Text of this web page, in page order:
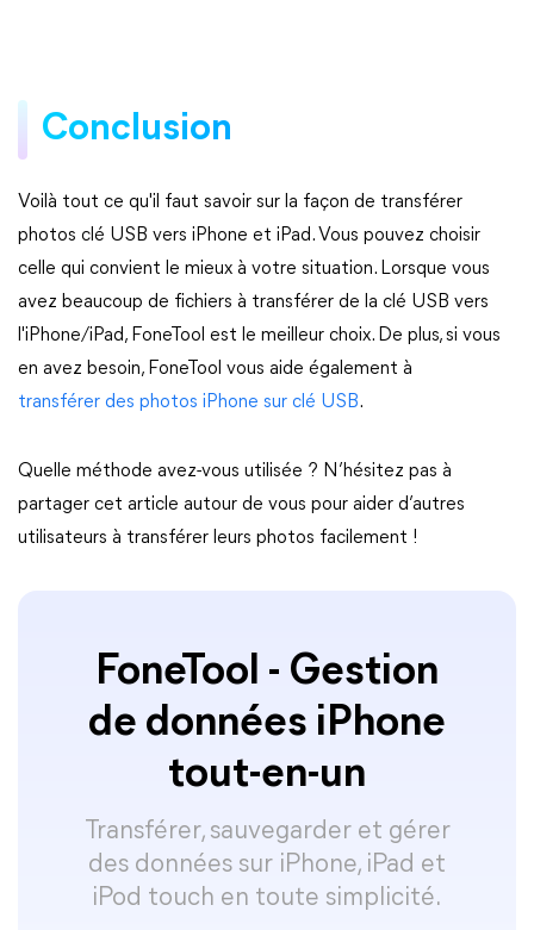
Conclusion
Voilà tout ce qu'il faut savoir sur la façon de transférer
photos clé USB vers iPhone et iPad. Vous pouvez choisir
celle qui convient le mieux à votre situation. Lorsque vous
avez beaucoup de fichiers à transférer de la clé USB vers
l'iPhone/iPad, FoneTool est le meilleur choix. De plus, si vous
en avez besoin, FoneTool vous aide également à
transférer des photos iPhone sur clé USB.
Quelle méthode avez-vous utilisée ? N’hésitez pas à
partager cet article autour de vous pour aider d’autres
utilisateurs à transférer leurs photos facilement !
FoneTool - Gestion
de données iPhone
tout-en-un
Transférer, sauvegarder et gérer
des données sur iPhone, iPad et
iPod touch en toute simplicité.